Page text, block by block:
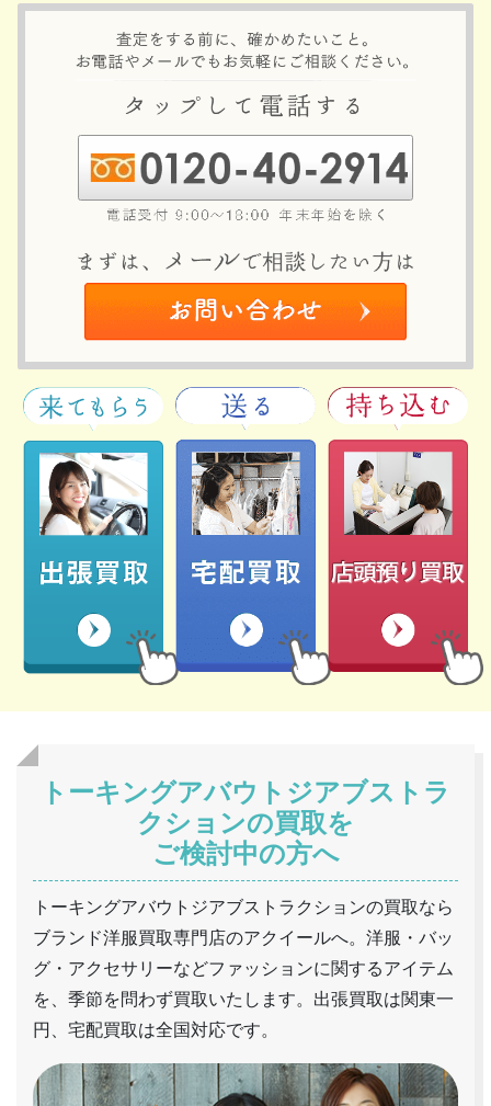
トーキングアバウトジアブストラ
クションの買取を
ご検討中の方へ
トーキングアバウトジアブストラクションの買取なら
ブランド洋服買取専門店のアクイールへ。洋服・バッ
グ・アクセサリーなどファッションに関するアイテム
を、季節を問わず買取いたします。出張買取は関東一
円、宅配買取は全国対応です。